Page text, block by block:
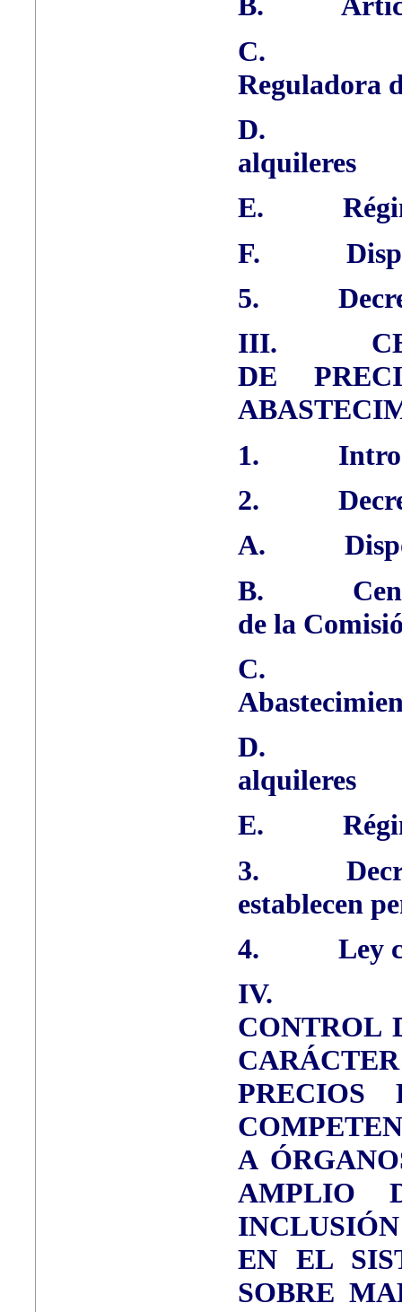
C.
Reguladora
D.
alquileres
E.
F.
5.
III.
DE
1.
2.
A.
B.
de la
C.
D.
alquileres
E.
3.
establecen
4.
Ley
IV.
CONTROL
A
AMPLIO
EN EL
SOBRE